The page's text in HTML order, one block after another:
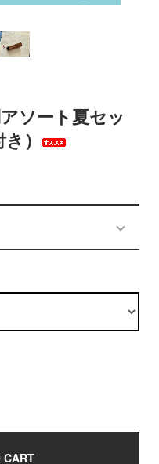
ソート夏セッ
）
CART